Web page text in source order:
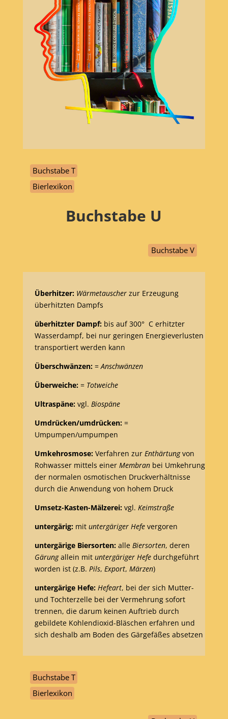
Buchstabe T
Bierlexikon
Buchstabe U
Buchstabe V
Überhitzer: Wärmetauscherzur Erzeugung
überhitzten Dampfs
überhitzter Dampf:bis auf 300° C erhitzter
Wasserdampf, bei nur geringen Energieverlusten
transportiert werden kann
Überschwänzen:= Anschwänzen
Überweiche: = Totweiche
Ultraspäne:vgl. Biospäne
Umdrücken/umdrücken:=
Umpumpen/umpumpen
Umkehrosmose: Verfahren zur Enthärtungvon
Rohwasser mittels einer Membran bei Umkehrung
der normalen osmotischen Druckverhältnisse
durch die Anwendung von hohem Druck
Umsetz-Kasten-Mälzerei:vgl. Keimstraße
untergärig: mit untergäriger Hefevergoren
untergärige Biersorten: alle Biersorten, deren
Gärungallein mit untergäriger Hefe durchgeführt
worden ist (z.B. Pils, Export, Märzen)
untergärige Hefe: Hefeart, bei der sich Mutter-
und Tochterzelle bei der Vermehrung sofort
trennen, die darum keinen Auftrieb durch
gebildete Kohlendioxid-Bläschen erfahren und
sich deshalb am Boden des Gärgefäßes absetzen
Buchstabe T
Bierlexikon